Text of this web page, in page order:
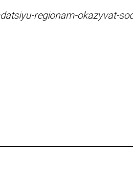
regionam-okazyvat-